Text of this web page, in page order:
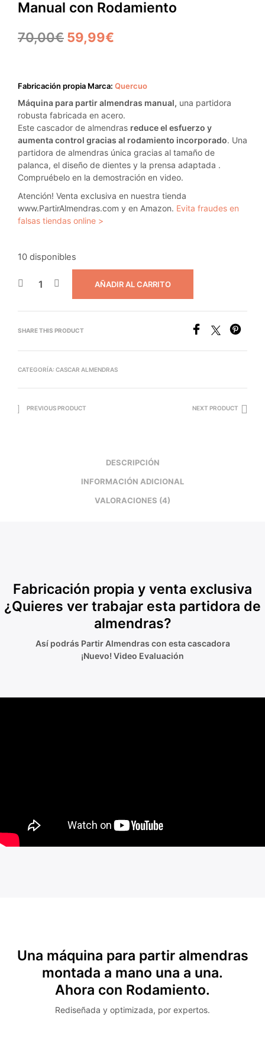
Manual con Rodamiento
70,00€ El
era:
70,00€.
59,99€
59,99€.
Fabricación propia Marca: Quercuo
Máquina para partir almendras manual, una partidora
robusta fabricada en acero.
Este cascador de almendras reduce el esfuerzo y
aumenta control gracias al rodamiento incorporado. Una
partidora de almendras única gracias al tamaño de
palanca, el diseño de dientes y la prensa adaptada .
Compruébelo en la demostración en video.
Atención! Venta exclusiva en nuestra tienda
www.PartirAlmendras.com y en Amazon. Evita fraudes en
falsas tiendas online >
10 disponibles
AÑADIR AL CARRITO
SHARE THIS PRODUCT
CATEGORÍA: CASCAR ALMENDRAS
PREVIOUS PRODUCT NEXT PRODUCT
DESCRIPCIÓN
INFORMACIÓN ADICIONAL
VALORACIONES (4)
Fabricación propia y venta exclusiva
¿Quieres ver trabajar esta partidora de
almendras?
Así podrás Partir Almendras con esta cascadora
¡Nuevo! Video Evaluación
Una máquina para partir almendras
montada a mano una a una.
Ahora con Rodamiento.
Rediseñada y optimizada, por expertos.